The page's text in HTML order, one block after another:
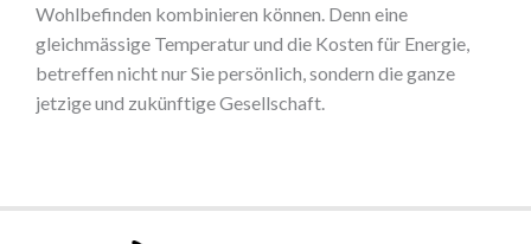
Wohlbefinden kombinieren können. Denn eine
gleichmässige Temperatur und die Kosten für Energie,
betreffen nicht nur Sie persönlich, sondern die ganze
jetzige und zukünftige Gesellschaft.